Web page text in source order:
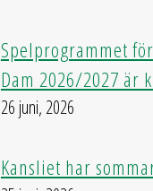
Spelprogrammet
Dam 2026/2027 är
26 juni, 2026
Kansliet har